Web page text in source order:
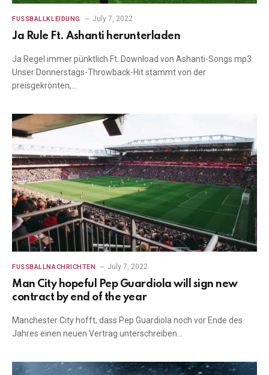
FUSSBALLKLEIDUNG July 7, 2022
Ja Rule Ft. Ashanti herunterladen
Ja Regel immer pünktlich Ft. Download von Ashanti-Songs mp3
Unser Donnerstags-Throwback-Hit stammt von der
preisgekrönten,…
FUSSBALLNACHRICHTEN July 7, 2022
Man City hopeful Pep Guardiola will sign new
contract by end of the year
Manchester City hofft, dass Pep Guardiola noch vor Ende des
Jahres einen neuen Vertrag unterschreiben…